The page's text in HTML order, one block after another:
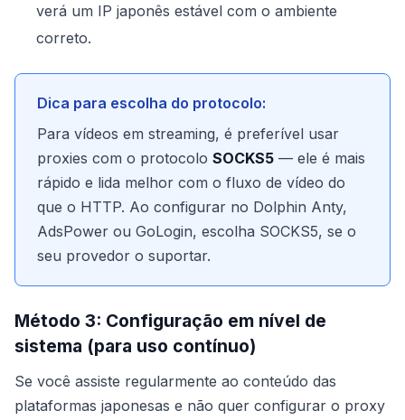
verá um IP japonês estável com o ambiente
correto.
Dica para escolha do protocolo:
Para vídeos em streaming, é preferível usar
proxies com o protocolo SOCKS5 — ele é mais
rápido e lida melhor com o fluxo de vídeo do
que o HTTP. Ao configurar no Dolphin Anty,
AdsPower ou GoLogin, escolha SOCKS5, se o
seu provedor o suportar.
Método 3: Configuração em nível de
sistema (para uso contínuo)
Se você assiste regularmente ao conteúdo das
plataformas japonesas e não quer configurar o proxy